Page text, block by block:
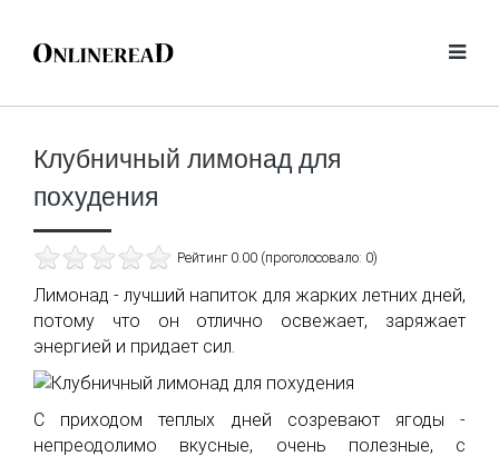
Клубничный лимонад для
похудения
Рейтинг 0.00 (проголосовало: 0)
Лимонад - лучший напиток для жарких летних дней,
потому что он отлично освежает, заряжает
энергией и придает сил.
С приходом теплых дней созревают ягоды -
непреодолимо вкусные, очень полезные, с